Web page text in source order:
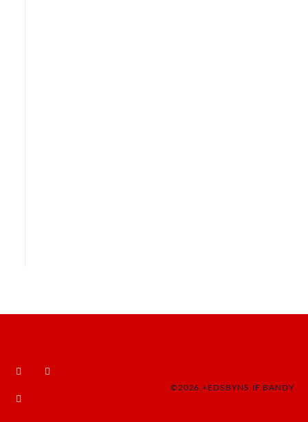
©2026,+EDSBYNS IF BANDY